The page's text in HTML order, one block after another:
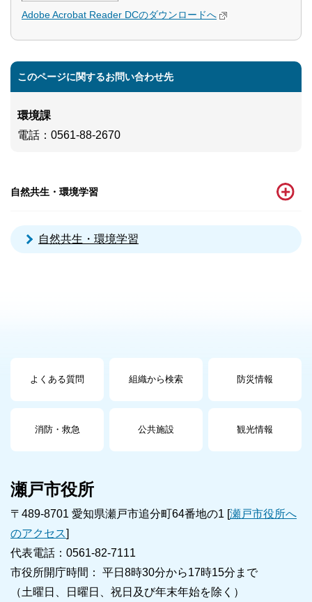
Adobe Acrobat Reader DCのダウンロードへ
このページに関するお問い合わせ先
環境課
電話 ：0561-88-2670
自然共生・環境学習
自然共生・環境学習
よくある質問 組織から検索 防災情報
消防・救急 公共施設 観光情報
瀬戸市役所
〒489-8701 愛知県瀬戸市追分町64番地の1 [瀬戸市役所へ
のアクセス]
代表電話：0561-82-7111
市役所開庁時間： 平日8時30分から17時15分まで
（土曜日、日曜日、祝日及び年末年始を除く）